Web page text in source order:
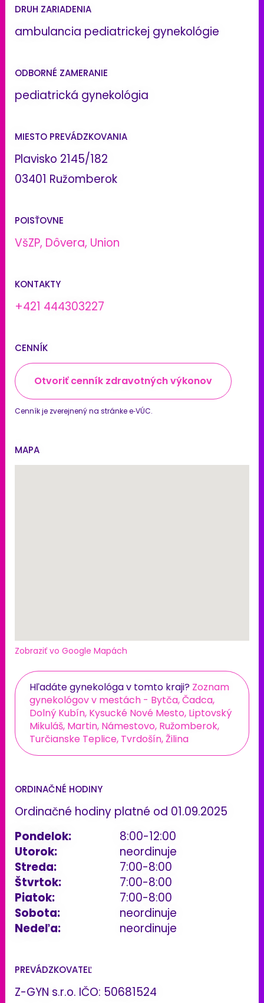
DRUH ZARIADENIA
ambulancia pediatrickej gynekológie
ODBORNÉ ZAMERANIE
pediatrická gynekológia
MIESTO PREVÁDZKOVANIA
Plavisko 2145/182
03401 Ružomberok
POISŤOVNE
VšZP, Dôvera, Union
KONTAKTY
+421 444303227
CENNÍK
Otvoriť cenník zdravotných výkonov
Cenník je zverejnený na stránke e‑VÚC.
MAPA
Zobraziť vo Google Mapách
Hľadáte gynekológa v tomto kraji? Zoznam
gynekológov v mestách - Bytča, Čadca,
Dolný Kubín, Kysucké Nové Mesto, Liptovský
Mikuláš, Martin, Námestovo, Ružomberok,
Turčianske Teplice, Tvrdošín, Žilina
ORDINAČNÉ HODINY
Ordinačné hodiny platné od 01.09.2025
Pondelok:
8:00-12:00
Utorok:
neordinuje
Streda:
7:00-8:00
Štvrtok:
7:00-8:00
Piatok:
7:00-8:00
Sobota:
neordinuje
Nedeľa:
neordinuje
PREVÁDZKOVATEĽ
Z-GYN s.r.o. IČO: 50681524